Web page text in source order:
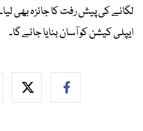
لگانے کی پیش رفت کا جائزہ بھی لیا۔
ایپلی کیشن کو آسان بنایا جائے گا۔